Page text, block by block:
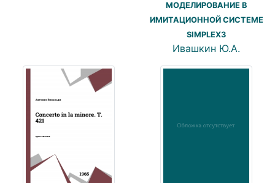
МОДЕЛИРОВАНИЕ В
ИМИТАЦИОННОЙ СИСТЕМЕ
SIMPLEX3
Ивашкин Ю.А.